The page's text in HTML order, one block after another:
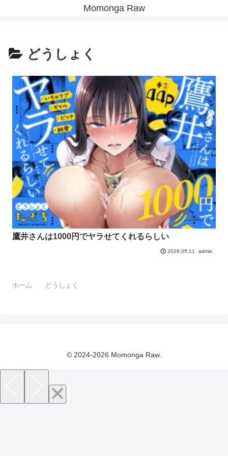
Momonga Raw
どうしょく
鷹井さんは1000円でヤラせてくれるらしい
2026.05.11 admin
ホーム どうしょく
© 2024-2026 Momonga Raw.